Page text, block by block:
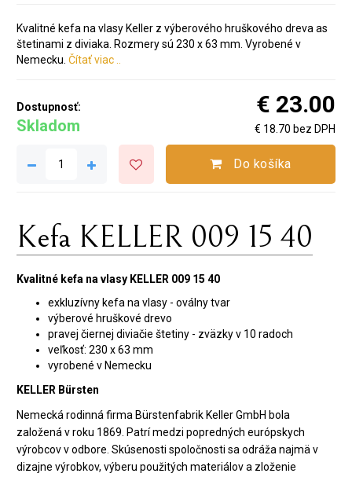
Kvalitné kefa na vlasy Keller z výberového hruškového dreva as
štetinami z diviaka. Rozmery sú 230 x 63 mm. Vyrobené v
Nemecku. Čítať viac ..
Dostupnosť:
Skladom
€ 23.00
€ 18.70 bez DPH
Do košíka
Kefa KELLER 009 15 40
Kvalitné kefa na vlasy KELLER 009 15 40
exkluzívny kefa na vlasy - oválny tvar
výberové hruškové drevo
pravej čiernej diviačie štetiny - zväzky v 10 radoch
veľkosť: 230 x 63 mm
vyrobené v Nemecku
KELLER Bürsten
Nemecká rodinná firma Bürstenfabrik Keller GmbH bola
založená v roku 1869. Patrí medzi popredných európskych
výrobcov v odbore. Skúsenosti spoločnosti sa odráža najmä v
dizajne výrobkov, výberu použitých materiálov a zloženie